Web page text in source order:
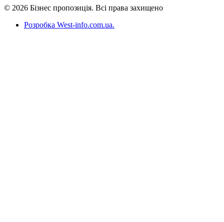
© 2026 Бізнес пропозиція. Всі права захищено
Розробка West-info.com.ua.